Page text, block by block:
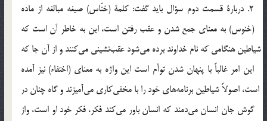
2. دربارة قسمت دوم سؤال بايد گفت: كلمة (خنّاس) صيغه مبالغه از ماده
(خنوس) به معناي جمع شدن و عقب رفتن است، اين به خاطر آن است كه
شياطين هنگامي كه نام خداوند برده مي‎شود عقب‎نشيني مي‎كنند و از آن جا كه
اين امر غالباً‌ با پنهان شدن توأم است اين واژه به معناي (اختفاء) نيز آمده
است، اصولاً‌ شياطين برنامه‎هاي خود را با مخفي‎كاري مي‎آميزند و گاه چنان در
گوش جان انسان مي‎دمند كه انسان باور مي‎كند فكر، فكر خود او است، واز